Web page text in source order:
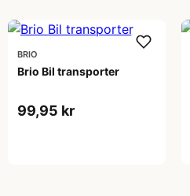
BRIO
Brio Bil transporter
99,95 kr